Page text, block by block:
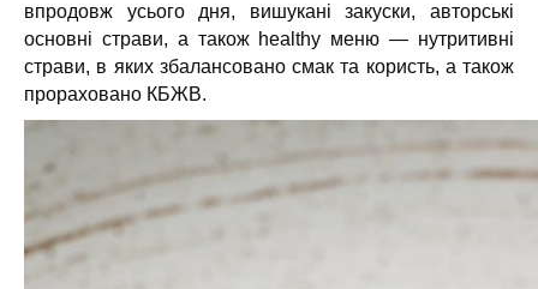
впродовж усього дня, вишукані закуски, авторські
основні страви, а також healthy меню — нутритивні
страви, в яких збалансовано смак та користь, а також
прораховано КБЖВ.